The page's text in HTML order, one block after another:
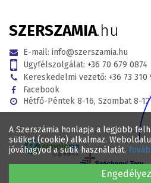
A Szerszámia honlapja a legjobb
sütiket (cookie) alkalmaz.
jóváhagyod a sütik használatát.
SZERSZAMIA.hu
E-mail: info@szerszamia.hu
Ügyfélszolgálat: +36 70 679 0874
Kereskedelmi vezető: +36 73 310
Facebook
Hétfő-Péntek 8-16, Szombat 8-12
© 2017 - 2026 . Minden jog fenntartva